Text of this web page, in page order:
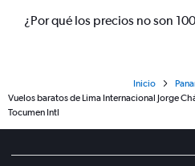
¿Por qué los precios no son
Inicio
Vuelos baratos de Lima Internacional Jorge
Tocumen Intl